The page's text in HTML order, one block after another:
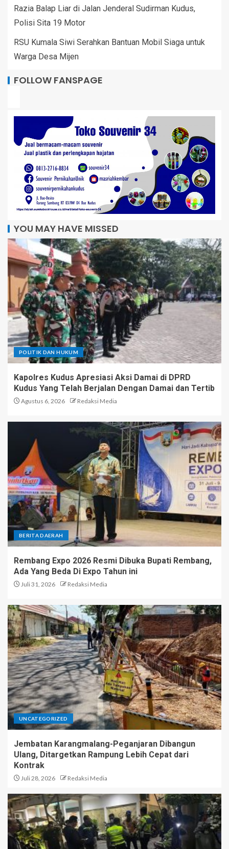
Razia Balap Liar di Jalan Jenderal Sudirman Kudus,
Polisi Sita 19 Motor
RSU Kumala Siwi Serahkan Bantuan Mobil Siaga untuk
Warga Desa Mijen
FOLLOW FANSPAGE
YOU MAY HAVE MISSED
POLITIK DAN HUKUM
Kapolres Kudus Apresiasi Aksi Damai di DPRD
Kudus Yang Telah Berjalan Dengan Damai dan Tertib
Agustus 6, 2026 Redaksi Media
BERITA DAERAH
Rembang Expo 2026 Resmi Dibuka Bupati Rembang,
Ada Yang Beda Di Expo Tahun ini
Juli 31, 2026 Redaksi Media
UNCATEGORIZED
Jembatan Karangmalang-Peganjaran Dibangun
Ulang, Ditargetkan Rampung Lebih Cepat dari
Kontrak
Juli 28, 2026 Redaksi Media